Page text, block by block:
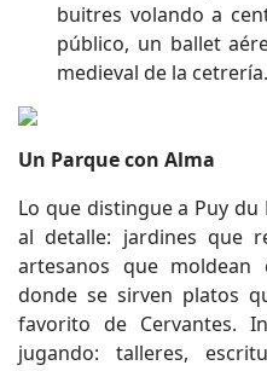
buitres volando a
público, un ballet
medieval de la cetrería.
Un Parque con Alma
Lo que distingue a Puy du
al detalle: jardines que
artesanos que moldean
donde se sirven platos
favorito de Cervantes.
jugando: talleres,